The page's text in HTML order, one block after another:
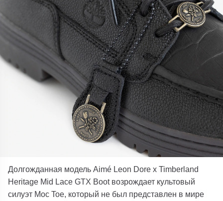
Долгожданная модель Aimé Leon Dore x Timberland
Heritage Mid Lace GTX Boot возрождает культовый
силуэт Moc Toe, который не был представлен в мире